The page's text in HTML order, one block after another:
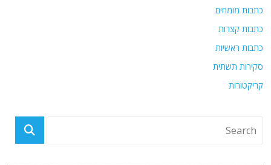
כתבות מומחים
כתבות קצרות
כתבות ראשיות
סקירות תשתית
קריקטורות